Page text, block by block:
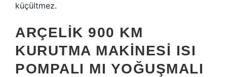
küçültmez.
ARÇELIK 900 KM
KURUTMA MAKINESI ISI
POMPALI MI YOĞUŞMALI